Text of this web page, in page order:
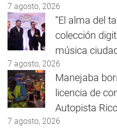
7 agosto, 2026
“El alma del
colección
música
7 agosto, 2026
Manejaba
licencia de
Autopista
7 agosto, 2026